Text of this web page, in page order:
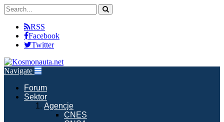
RSS
Facebook
Twitter
Navigate
Forum
Sektor
Agencje
CNES